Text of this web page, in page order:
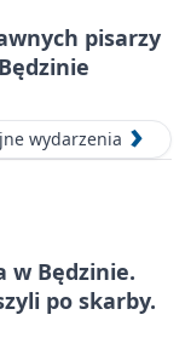
pisarzy
wydarzenia
w Będzinie.
po skarby.